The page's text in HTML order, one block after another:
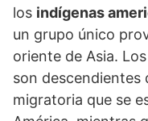
los indígenas
un grupo único
oriente de Asia.
son descendientes
migratoria que se